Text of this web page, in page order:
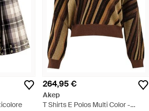
264,95 €
Akep
T Shirts E Polos Multi Color -